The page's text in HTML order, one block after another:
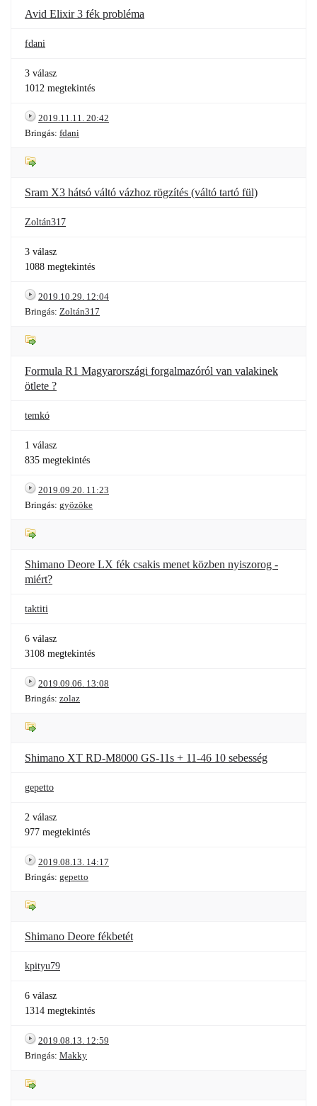
Avid Elixir 3 fék probléma
fdani
3 válasz
1012 megtekintés
2019.11.11. 20:42
Bringás: fdani
Sram X3 hátsó váltó vázhoz rögzítés (váltó tartó fül)
Zoltán317
3 válasz
1088 megtekintés
2019.10.29. 12:04
Bringás: Zoltán317
Formula R1 Magyarországi forgalmazóról van valakinek
ötlete ?
temkó
1 válasz
835 megtekintés
2019.09.20. 11:23
Bringás: gyözöke
Shimano Deore LX fék csakis menet közben nyiszorog -
miért?
taktiti
6 válasz
3108 megtekintés
2019.09.06. 13:08
Bringás: zolaz
Shimano XT RD-M8000 GS-11s + 11-46 10 sebesség
gepetto
2 válasz
977 megtekintés
2019.08.13. 14:17
Bringás: gepetto
Shimano Deore fékbetét
kpityu79
6 válasz
1314 megtekintés
2019.08.13. 12:59
Bringás: Makky